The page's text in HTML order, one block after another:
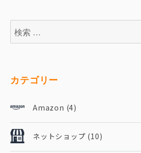
検
索:
カテゴリー
Amazon (4)
ネットショップ (10)